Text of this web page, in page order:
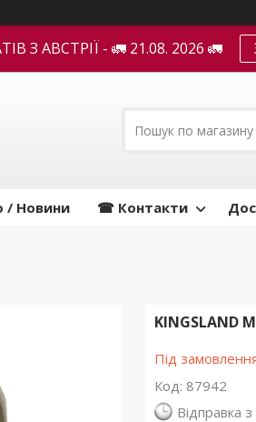
З АВСТРІЇ - 🚛 21.08. 2026 🚛
/ Новини ☎ Контакти
Під
Код: 87942
Відправка